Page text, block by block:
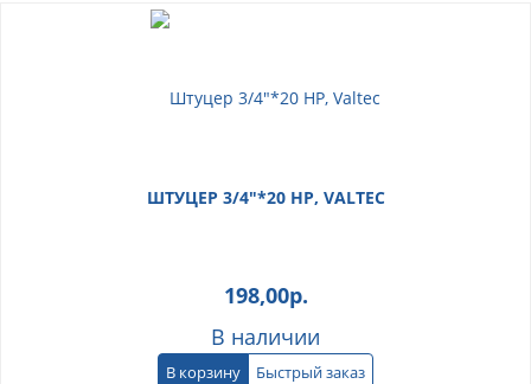
ШТУЦЕР 3/4"*20 НР, VALTEC
198,00р.
В наличии
В корзину Быстрый заказ